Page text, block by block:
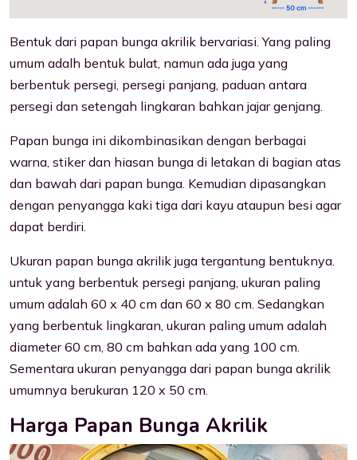
Bentuk dari papan bunga akrilik bervariasi. Yang paling
umum adalh bentuk bulat, namun ada juga yang
berbentuk persegi, persegi panjang, paduan antara
persegi dan setengah lingkaran bahkan jajar genjang.
Papan bunga ini dikombinasikan dengan berbagai
warna, stiker dan hiasan bunga di letakan di bagian atas
dan bawah dari papan bunga. Kemudian dipasangkan
dengan penyangga kaki tiga dari kayu ataupun besi agar
dapat berdiri.
Ukuran papan bunga akrilik juga tergantung bentuknya.
untuk yang berbentuk persegi panjang, ukuran paling
umum adalah 60 x 40 cm dan 60 x 80 cm. Sedangkan
yang berbentuk lingkaran, ukuran paling umum adalah
diameter 60 cm, 80 cm bahkan ada yang 100 cm.
Sementara ukuran penyangga dari papan bunga akrilik
umumnya berukuran 120 x 50 cm.
Harga Papan Bunga Akrilik